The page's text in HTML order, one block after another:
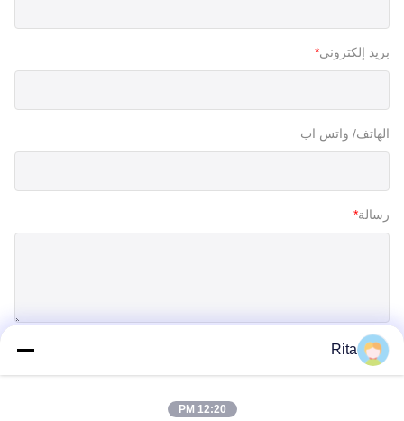
بريد إلكتروني*
الهاتف/ واتس اب
رسالة*
Rita
12:20 PM